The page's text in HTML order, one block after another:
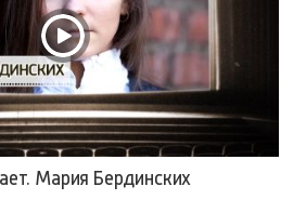
Мария Бердинских